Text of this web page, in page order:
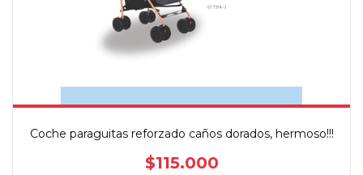
Coche paraguitas reforzado caños dorados, hermoso!!!
$115.000